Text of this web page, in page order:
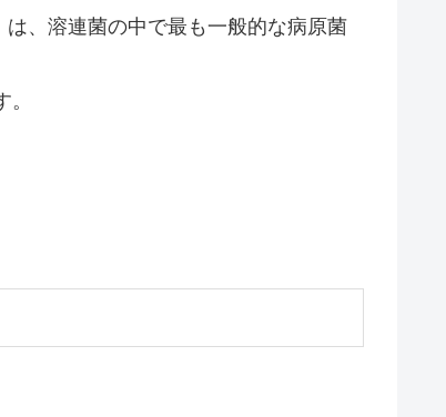
、溶連菌の中で最も一般的な病原菌